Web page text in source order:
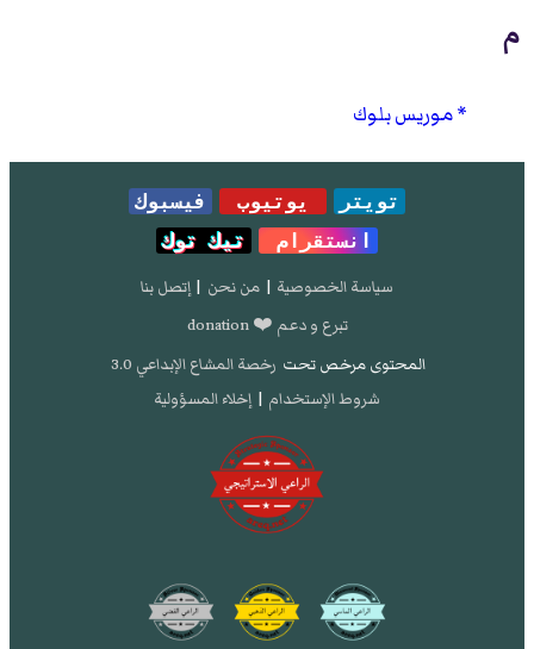
م
موريس بلوك
تويتر يوتيوب
فيسبوك
انستقرام
تيك توك
سياسة الخصوصية | من نحن | إتصل بنا
تبرع و دعم ❤️ donation
المحتوى مرخص تحت رخصة المشاع الإبداعي 3.0
شروط الإستخدام | إخلاء المسؤولية